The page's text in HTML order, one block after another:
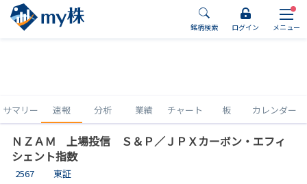
銘柄検索 ログイン メニュー
サマリー 速報 分析 業績 チャート 板 カレンダー
ＮＺＡＭ 上場投信 Ｓ＆Ｐ／ＪＰＸカーボン・エフィ
シェント指数
2567
東証